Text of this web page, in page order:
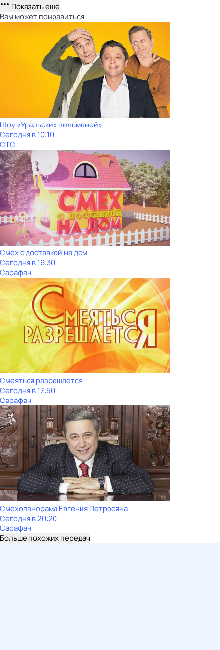
Показать ещё
Вам может понравиться
Шоy «Уральских пeльменей»
Сегодня в 10:10
СТС
Смех с доставкой на дом
Сегодня в 16:30
Сарафан
Смеяться разрешается
Сегодня в 17:50
Сарафан
Смехопанорама Евгения Петросяна
Сегодня в 20:20
Сарафан
Больше похожих передач